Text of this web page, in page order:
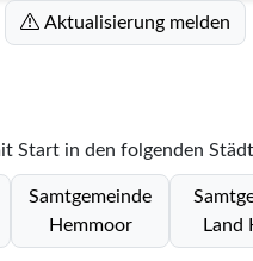
Aktualisierung melden
Start in den folgenden
Samtgemeinde
Hemmoor
Land